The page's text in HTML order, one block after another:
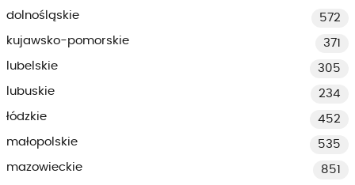
dolnośląskie
572
kujawsko-pomorskie
371
lubelskie
305
lubuskie
234
łódzkie
452
małopolskie
535
mazowieckie
851